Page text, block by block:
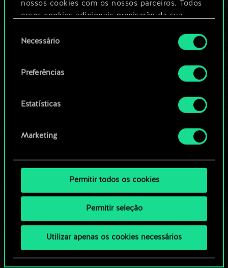
nossos cookies com os nossos parceiros. Todos
esses cookies adicionais precisarão da sua
Você encontrará todos os detalhes sobre o uso
de cookies e poderá ajustar as suas preferências
no menu "Configurações" abaixo.
deNecessário
Preferências
Estatísticas
Marketing
Permitir todos os cookies
Permitir seleção
Utilizar apenas os cookies necessários
comunidade